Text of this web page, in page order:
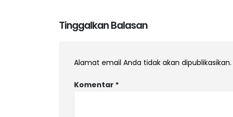
Tinggalkan Balasan
Alamat email Anda tidak akan dipublikasikan.
Komentar *